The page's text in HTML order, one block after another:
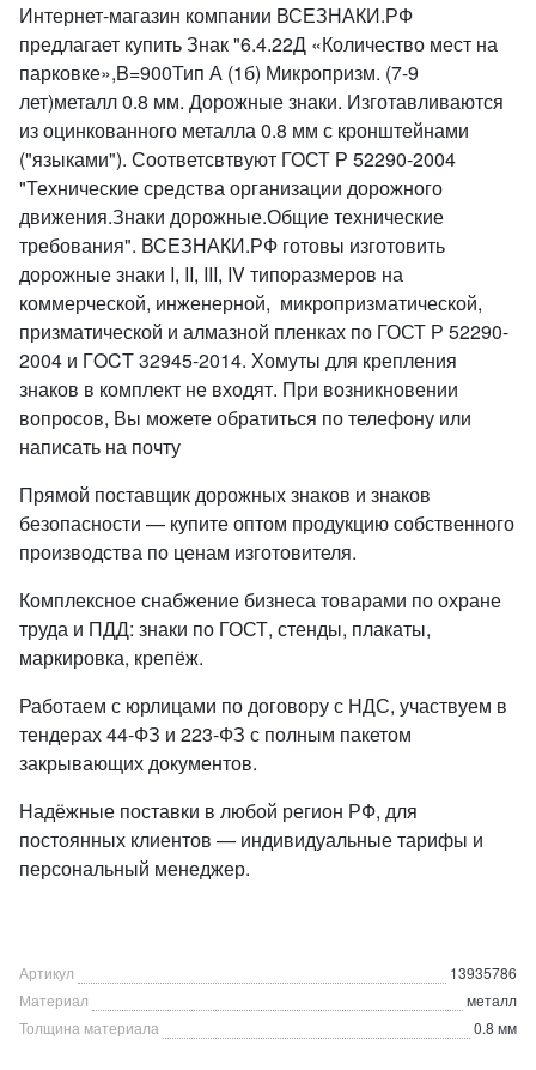
Интернет-магазин компании ВСЕЗНАКИ.РФ
предлагает купить Знак "6.4.22Д «Количество мест на
парковке»,B=900Тип А (1б) Микропризм. (7-9
лет)металл 0.8 мм. Дорожные знаки. Изготавливаются
из оцинкованного металла 0.8 мм с кронштейнами
("языками"). Соответсвтвуют ГОСТ Р 52290-2004
"Технические средства организации дорожного
движения.Знаки дорожные.Общие технические
требования". ВСЕЗНАКИ.РФ готовы изготовить
дорожные знаки I, II, III, IV типоразмеров на
коммерческой, инженерной, микропризматической,
призматической и алмазной пленках по ГОСТ Р 52290-
2004 и ГOCT 32945-2014. Хомуты для крепления
знаков в комплект не входят. При возникновении
вопросов, Вы можете обратиться по телефону или
написать на почту
Прямой поставщик дорожных знаков и знаков
безопасности — купите оптом продукцию собственного
производства по ценам изготовителя.
Комплексное снабжение бизнеса товарами по охране
труда и ПДД: знаки по ГОСТ, стенды, плакаты,
маркировка, крепёж.
Работаем с юрлицами по договору с НДС, участвуем в
тендерах 44-ФЗ и 223-ФЗ с полным пакетом
закрывающих документов.
Надёжные поставки в любой регион РФ, для
постоянных клиентов — индивидуальные тарифы и
персональный менеджер.
Артикул
13935786
Материал
металл
Толщина материала
0.8 мм